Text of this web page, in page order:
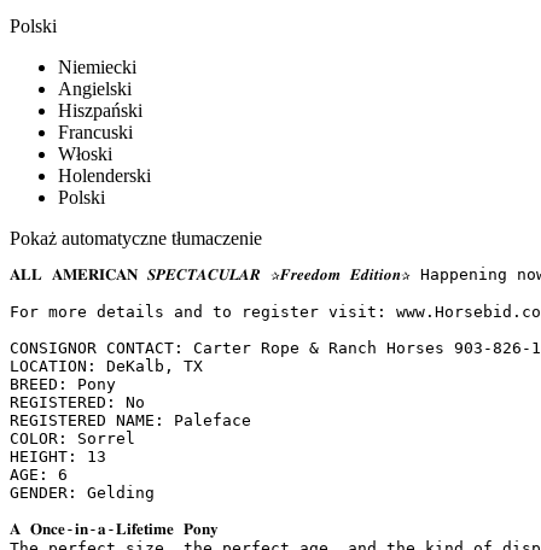
Polski
Niemiecki
Angielski
Hiszpański
Francuski
Włoski
Holenderski
Polski
Pokaż automatyczne tłumaczenie
𝐀𝐋𝐋 𝐀𝐌𝐄𝐑𝐈𝐂𝐀𝐍 𝑺𝑷𝑬𝑪𝑻𝑨𝑪𝑼𝑳𝑨𝑹 ✰𝑭𝒓𝒆𝒆𝒅𝒐𝒎 𝑬𝒅𝒊𝒕𝒊𝒐𝒏✰
For more details and to register visit:
CONSIGNOR CONTACT: Carter Rope & Ranch Horses 903-826-
LOCATION: DeKalb, TX
BREED: Pony
REGISTERED: No
REGISTERED NAME: Paleface
COLOR: Sorrel
HEIGHT: 13
AGE: 6
GENDER: Gelding
𝐀 𝐎𝐧𝐜𝐞-𝐢𝐧-𝐚-𝐋𝐢𝐟𝐞𝐭𝐢𝐦𝐞 𝐏𝐨𝐧𝐲